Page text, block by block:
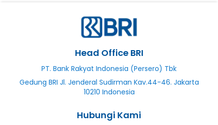
Head Office BRI
PT. Bank Rakyat Indonesia (Persero) Tbk
Gedung BRI Jl. Jenderal Sudirman Kav.44-46. Jakarta
10210 Indonesia
Hubungi Kami